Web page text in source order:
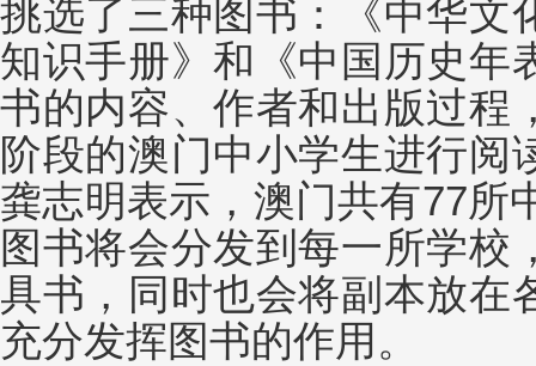
挑选了三种图书：《中华文
知识手册》和《中国历史年
书的内容、作者和出版过程
阶段的澳门中小学生进行阅
龚志明表示，澳门共有77所
图书将会分发到每一所学校
具书，同时也会将副本放在
充分发挥图书的作用。